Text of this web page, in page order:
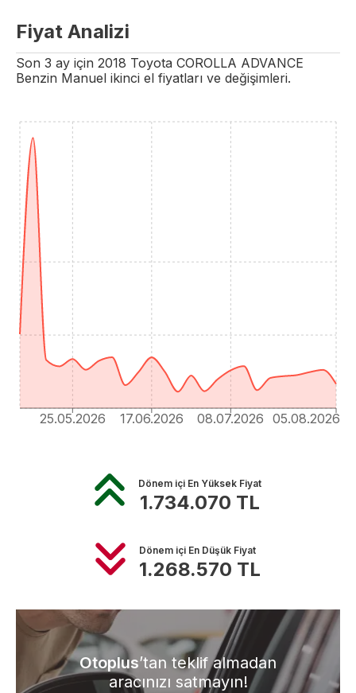
Fiyat Analizi
Son 3 ay için 2018 Toyota COROLLA ADVANCE
Benzin Manuel ikinci el fiyatları ve değişimleri.
25.05.2026 17.06.2026 08.07.2026 05.08.2026
Dönem içi En Yüksek Fiyat
1.734.070 TL
Dönem içi En Düşük Fiyat
1.268.570 TL
Otoplus’tan teklif almadan
aracınızı satmayın!